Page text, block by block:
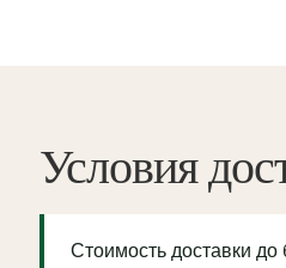
Условия
Стоимость доставки